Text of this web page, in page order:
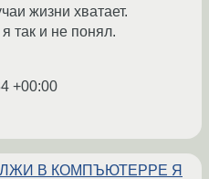
жизни хватает.
так и не понял.
+00:00
ЛЖИ В КОМПЪЮТЕРРЕ Я